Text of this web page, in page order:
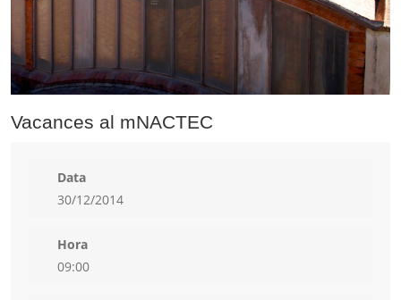
Vacances al mNACTEC
Data
30/12/2014
Hora
09:00